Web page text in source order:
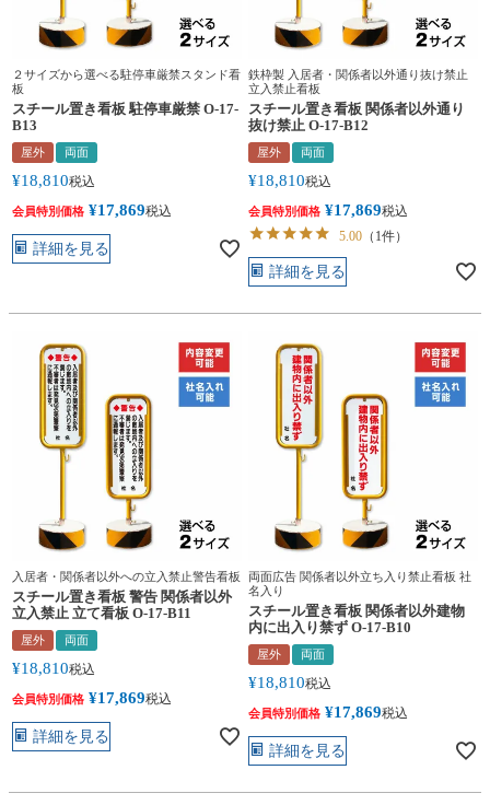
２サイズから選べる駐停車厳禁スタンド看
板
スチール置き看板 駐停車厳禁 O-17-
B13
屋外 両面
¥18,810税込
会員特別価格 ¥17,869税込
詳細を見る
鉄枠製 入居者・関係者以外通り抜け禁止
立入禁止看板
スチール置き看板 関係者以外通り
抜け禁止 O-17-B12
屋外 両面
¥18,810税込
会員特別価格 ¥17,869税込
5.00 （1件）
詳細を見る
入居者・関係者以外への立入禁止警告看板
スチール置き看板 警告 関係者以外
立入禁止 立て看板 O-17-B11
屋外 両面
¥18,810税込
会員特別価格 ¥17,869税込
詳細を見る
両面広告 関係者以外立ち入り禁止看板 社
名入り
スチール置き看板 関係者以外建物
内に出入り禁ず O-17-B10
屋外 両面
¥18,810税込
会員特別価格 ¥17,869税込
詳細を見る